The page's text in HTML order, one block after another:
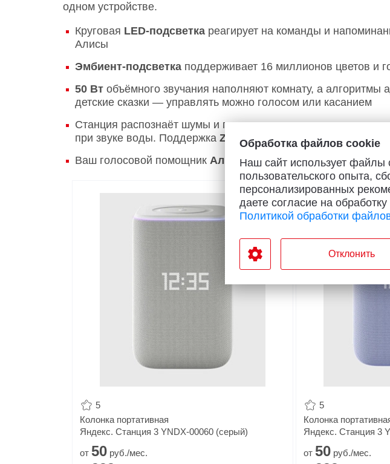
одном устройстве.
Круговая LED‑подсветка реагирует на команды и
Алисы
Эмбиент‑подсветка поддерживает 16 миллионов цветов и
50 Вт объёмного звучания наполняют комнату, а алгоритмы
детские сказки — управлять можно голосом или касанием
Станция распознаёт шумы и помогает автоматизировать
при звуке воды. Поддержка ZigbeeиMatter позволяет
Ваш голосовой помощник Алисавсегда рядом: помогает в
5
Колонка портативная
Яндекс. Станция 3 YNDX-00060 (серый)
от 50 руб./мес.
5
Колонка
Яндекс. Станция 3
от 50 руб./мес.
Обработка файлов cookie
Наш сайт использует файлы
пользовательского опыта,
персонализированных
даете согласие на
Политикой обработки
Отклонить